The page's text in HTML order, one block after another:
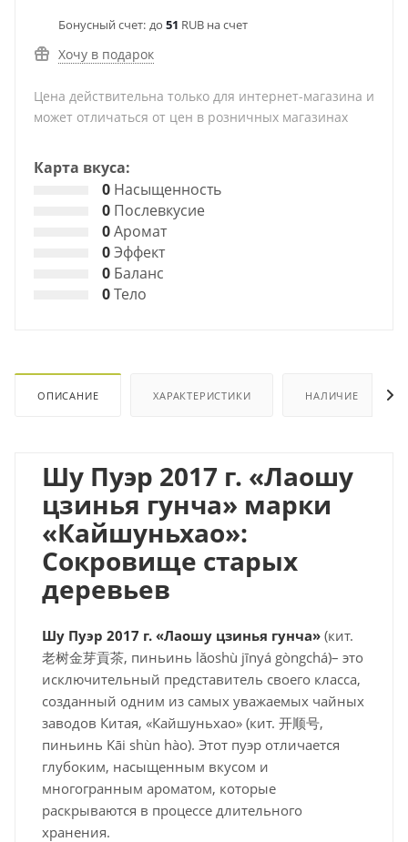
Бонусный счет: до 51 RUB на счет
Хочу в подарок
Цена действительна только для интернет-магазина и
может отличаться от цен в розничных магазинах
Карта вкуса:
0 Насыщенность
0 Послевкусие
0Аромат
0Эффект
0 Баланс
0Тело
ОПИСАНИЕ ХАРАКТЕРИСТИКИ НАЛИЧИЕ
Шу Пуэр 2017 г. «Лаошу
цзинья гунча» марки
«Кайшуньхао»:
Сокровище старых
деревьев
Шу Пуэр 2017 г. «Лаошу цзинья гунча» (кит.
老树金芽貢茶, пиньинь lǎoshù jīnyá gòngchá)– это
исключительный представитель своего класса,
созданный одним из самых уважаемых чайных
заводов Китая, «Кайшуньхао» (кит. 开顺号,
пиньинь Kāi shùn hào). Этот пуэр отличается
глубоким, насыщенным вкусом и
многогранным ароматом, которые
раскрываются в процессе длительного
хранения.